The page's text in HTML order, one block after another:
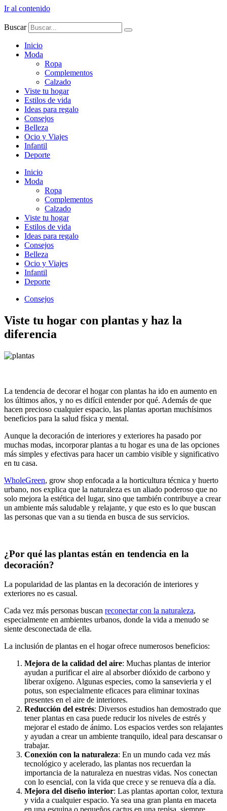
Ir al contenido
Buscar
Inicio
Moda
Ropa
Complementos
Calzado
Viste tu hogar
Estilos de vida
Ideas para regalo
Consejos
Belleza
Ocio y Viajes
Infantil
Deporte
Inicio
Moda
Ropa
Complementos
Calzado
Viste tu hogar
Estilos de vida
Ideas para regalo
Consejos
Belleza
Ocio y Viajes
Infantil
Deporte
Consejos
Viste tu hogar con plantas y haz la
diferencia
La tendencia de decorar el hogar con plantas ha ido en aumento en
los últimos años, y no es difícil entender por qué. Además de que
hacen precioso cualquier espacio, las plantas aportan muchísimos
beneficios para la salud física y mental.
Aunque la decoración de interiores y exteriores ha pasado por
muchas modas, incorporar plantas a tu hogar es una de las opciones
más simples y efectivas para hacer un cambio visible y significativo
en tu casa.
WholeGreen, grow shop enfocada a la horticultura técnica y huerto
urbano, nos explica que la naturaleza es un aliado poderoso que no
solo mejora la estética del lugar, sino que también contribuye a crear
un ambiente más saludable y relajante, y que esto es lo que buscan
las personas que van a su tienda en busca de sus servicios.
¿Por qué las plantas están en tendencia en la
decoración?
La popularidad de las plantas en la decoración de interiores y
exteriores no es casual.
Cada vez más personas buscan reconectar con la naturaleza,
especialmente en ambientes urbanos, donde la vida a menudo se
siente desconectada de ella.
La inclusión de plantas en el hogar ofrece numerosos beneficios:
Mejora de la calidad del aire: Muchas plantas de interior
ayudan a purificar el aire al absorber dióxido de carbono y
liberar oxígeno. Algunas especies, como la sansevieria y el
potus, son especialmente eficaces para eliminar toxinas
presentes en el aire de interiores.
Reducción del estrés: Diversos estudios han demostrado que
tener plantas en casa puede reducir los niveles de estrés y
mejorar el estado de ánimo. Los espacios verdes son relajantes
y ayudan a crear un ambiente tranquilo, ideal para descansar o
trabajar.
Conexión con la naturaleza: En un mundo cada vez más
tecnológico y acelerado, las plantas nos recuerdan la
importancia de la naturaleza en nuestras vidas. Nos conectan
con lo esencial, con la vida que crece y se renueva día a día.
Mejora del diseño interior: Las plantas aportan color, textura
y vida a cualquier espacio. Ya sea una gran planta en maceta